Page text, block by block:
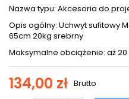
Nazwa typu: Akcesoria do
Opis ogólny: Uchwyt sufitowy
65cm 20kg srebrny
Maksymalne obciążenie: aż 20
134,00 zł Brutto